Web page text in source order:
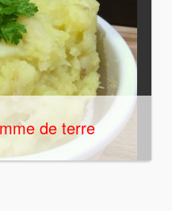
de terre